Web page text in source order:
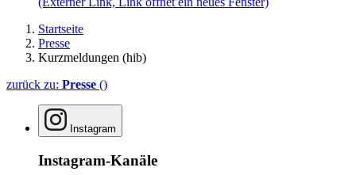
Startseite
Presse
Kurzmeldungen (hib)
zurück zu: Presse ()
Instagram
Instagram-Kanäle